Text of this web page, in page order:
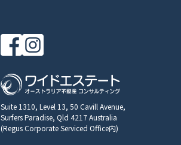
Suite 1310, Level 13, 50 Cavill Avenue,
Surfers Paradise, Qld 4217 Australia
(Regus Corporate Serviced Office内)